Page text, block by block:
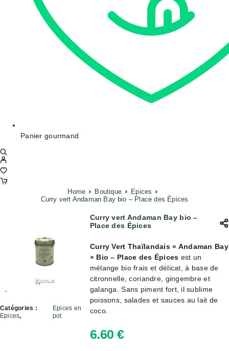
Panier gourmand
Home Boutique
Epices
Curry vert Andaman Bay bio – Place des Épices
Catégories :
Epices,
Epices en
pot
Curry vert Andaman Bay bio –
Place des Épices
Curry Vert Thaïlandais « Andaman Bay
» Bio – Place des Épices est un
mélange bio frais et délicat, à base de
citronnelle, coriandre, gingembre et
galanga. Sans piment fort, il sublime
poissons, salades et sauces au lait de
coco.
6.60€